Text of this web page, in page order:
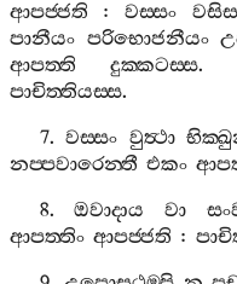
ආපජ‍්ජති :වස‍්සං
පානීයං පරිභොජනීයං
ආපත‍්ති
දුක‍්කටස‍්ස.
පාචිත‍්තියස‍්ස.
7.වස‍්සං වුත්‍ථා
නප‍්පවාරෙන‍්තී එකං
8.ඔවාදාය වා
ආපත‍්තිං ආපජ‍්ජති :